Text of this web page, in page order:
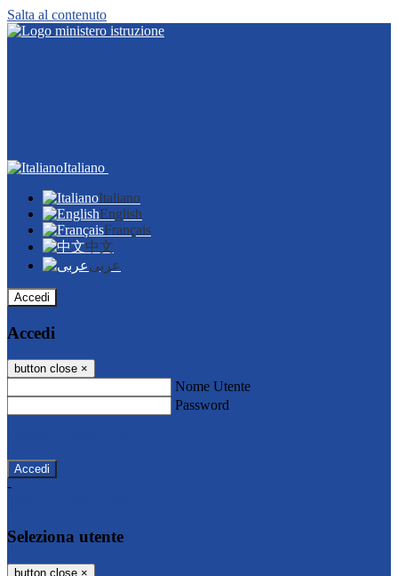
Salta al contenuto
Italiano
Italiano
English
Français
中文
عربى
Accedi
Accedi
button close ×
Nome Utente
Password
-
Seleziona utente
button close ×